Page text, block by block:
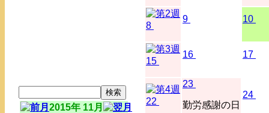
2015年 11月
8
9 10
15
16 17
22
23
勤労感謝の日
24